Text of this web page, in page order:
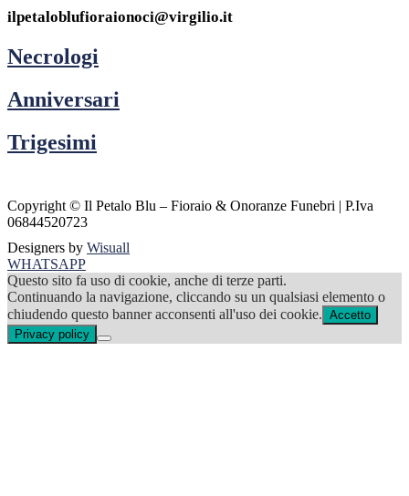
ilpetaloblufioraionoci@virgilio.it
Necrologi
Anniversari
Trigesimi
Copyright © Il Petalo Blu – Fioraio & Onoranze Funebri | P.Iva
06844520723
Designers by Wisuall
WHATSAPP
Questo sito fa uso di cookie, anche di terze parti.
Continuando la navigazione, cliccando su un qualsiasi elemento o
chiudendo questo banner acconsenti all'uso dei cookie. Accetto
Privacy policy